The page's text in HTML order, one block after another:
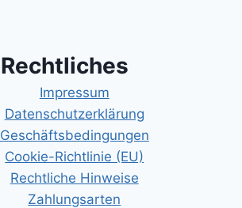
Rechtliches
Impressum
Datenschutzerklärung
Geschäftsbedingungen
Cookie-Richtlinie (EU)
Rechtliche Hinweise
Zahlungsarten